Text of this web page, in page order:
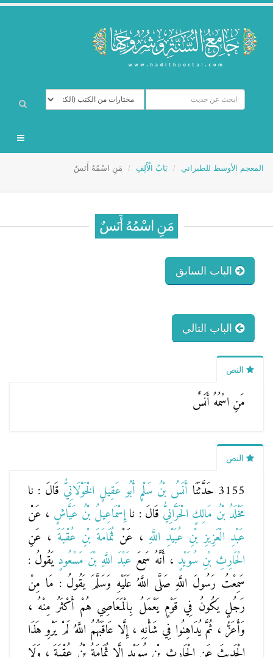
المعجم الأوسط للطبراني بَابُ الْأَلِفِ مَنِ اسْمُهُ أَنَسٌ
مَنِ اسْمُهُ أَنَسٌ
الباب السابق
الباب التالي
النص
مَنِ اسْمُهُ أَنَسٌ
النص
3155 حَدَّثَنَا أَنَسُ بْنُ سَلْمٍ أَبُو عَقِيلٍ الْخَوْلَانِيُّ قَالَ : نا
مَخْلَدُ بْنُ مَالِكٍ الْحَرَّانِيُّ قَالَ : ناإِسْمَاعِيلُ بْنُ عَيَّاشٍ ، عَنْ
عَبْدِ الْعَزِيزِ بْنِ عُبَيْدِ اللَّهِ ، عَنْ ثُمَامَةَ بْنِ عُقْبَةَ ، عَنِ
الْحَارِثِ بْنِ سُوَيْدٍ ، أَنَّهُ سَمِعَ عَبْدَ اللَّهِ بْنَ مَسْعُودٍيَقُولُ :
سَمِعْتُ رَسُولَ اللَّهِ صَلَّى اللَّهُ عَلَيْهِ وَسَلَّمَ يَقُولُ : مَا مِنْ
رَجُلٍ يَكُونُ فِي قَوْمٍ يَعْمَلُ بِالْمَعَاصِي هُمْ أَكْثَرُ مِنْهُ ،
وَأَعَزُّ ، ثُمَّ يُدَاهِنُوا فِي شَأْنِهِ ، إِلَّا عَاقَبَهُمُ اللَّهُ لَمْ يَرْوِ هَذَا